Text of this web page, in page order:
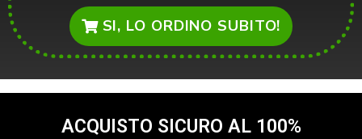
SI, LO ORDINO SUBITO!
ACQUISTO SICURO AL 100%